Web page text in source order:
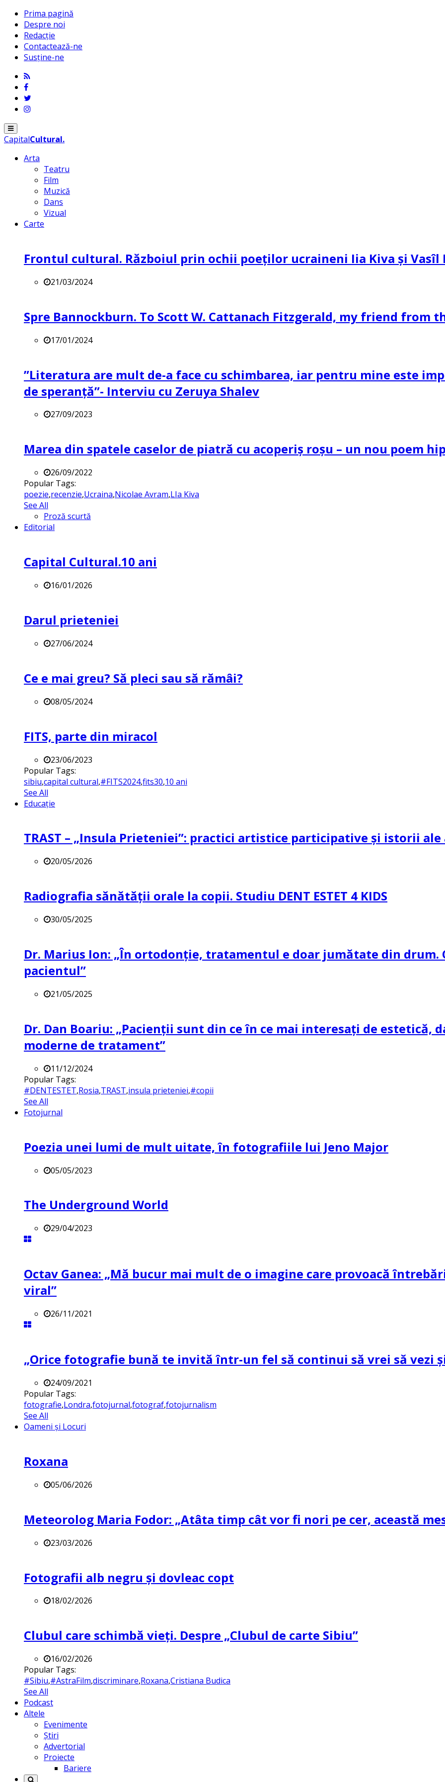
Prima pagină
Despre noi
Redacție
Contactează-ne
Susține-ne
Menu
CapitalCultural.
Arta
Teatru
Film
Muzică
Dans
Vizual
Carte
Frontul cultural. Războiul prin ochii poeților ucraineni Iia Kiva și Vasîl
21/03/2024
Spre Bannockburn. To Scott W. Cattanach Fitzgerald, my friend from
17/01/2024
”Literatura are mult de-a face cu schimbarea, iar pentru mine este
de speranță”- Interviu cu Zeruya Shalev
27/09/2023
Marea din spatele caselor de piatră cu acoperiș roșu – un nou poem
26/09/2022
Popular Tags:
poezie,recenzie,Ucraina,Nicolae Avram,LIa Kiva
See All
Proză scurtă
Editorial
Capital Cultural.10 ani
16/01/2026
Darul prieteniei
27/06/2024
Ce e mai greu? Să pleci sau să rămâi?
08/05/2024
FITS, parte din miracol
23/06/2023
Popular Tags:
sibiu,capital cultural,#FITS2024,fits30,10 ani
See All
Educație
TRAST – „Insula Prieteniei”: practici artistice participative și istorii
20/05/2026
Radiografia sănătății orale la copii. Studiu DENT ESTET 4 KIDS
30/05/2025
Dr. Marius Ion: „În ortodonție, tratamentul e doar jumătate din drum.
pacientul”
21/05/2025
Dr. Dan Boariu: „Pacienții sunt din ce în ce mai interesați de estetică,
moderne de tratament”
11/12/2024
Popular Tags:
#DENTESTET,Rosia,TRAST,insula prieteniei,#copii
See All
Fotojurnal
Poezia unei lumi de mult uitate, în fotografiile lui Jeno Major
05/05/2023
The Underground World
29/04/2023
Octav Ganea: „Mă bucur mai mult de o imagine care provoacă
viral”
26/11/2021
„Orice fotografie bună te invită într-un fel să continui să vrei să vezi
24/09/2021
Popular Tags:
fotografie,Londra,fotojurnal,fotograf,fotojurnalism
See All
Oameni și Locuri
Roxana
05/06/2026
Meteorolog Maria Fodor: „Atâta timp cât vor fi nori pe cer, această
23/03/2026
Fotografii alb negru și dovleac copt
18/02/2026
Clubul care schimbă vieți. Despre „Clubul de carte Sibiu”
16/02/2026
Popular Tags:
#Sibiu,#AstraFilm,discriminare,Roxana,Cristiana Budica
See All
Podcast
Altele
Evenimente
Știri
Advertorial
Proiecte
Bariere